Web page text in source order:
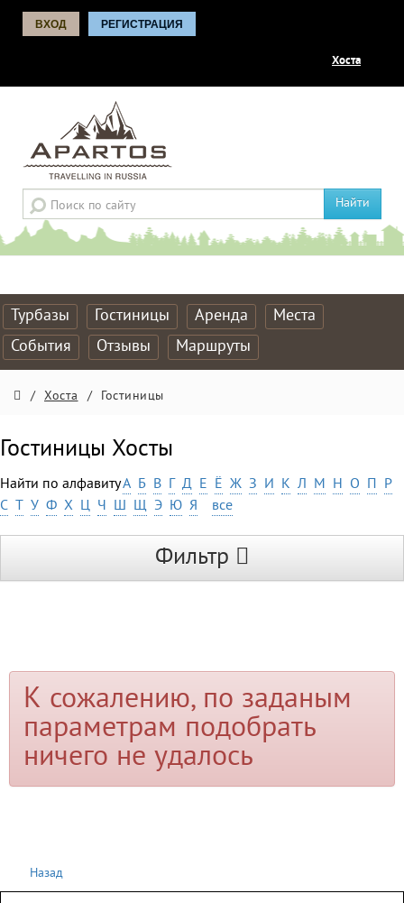
ВХОД РЕГИСТРАЦИЯ
Хоста
Найти
Турбазы Гостиницы Аренда
Места
События
Отзывы Маршруты
/ Хоста / Гостиницы
Гостиницы Хосты
Найти по алфавитуА Б В Г Д Е Ё Ж З И К Л М Н О П Р
С Т У Ф Х Ц Ч Ш Щ Э Ю Я все
Фильтр
К сожалению, по заданым
параметрам подобрать
ничего не удалось
Назад